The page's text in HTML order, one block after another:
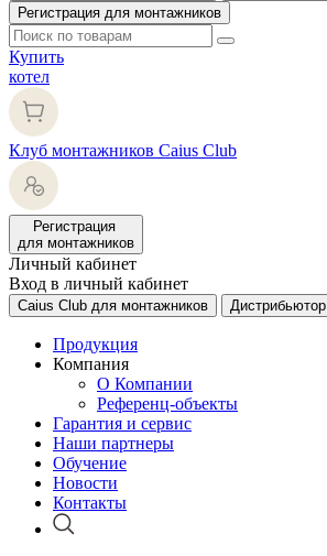
Регистрация для монтажников
Купить
котел
Клуб монтажников Caius Club
Регистрация
для монтажников
Личный кабинет
Вход в личный кабинет
Caius Club для монтажников Дистрибьютор
Продукция
Компания
О Компании
Референц-объекты
Гарантия и сервис
Наши партнеры
Обучение
Новости
Контакты